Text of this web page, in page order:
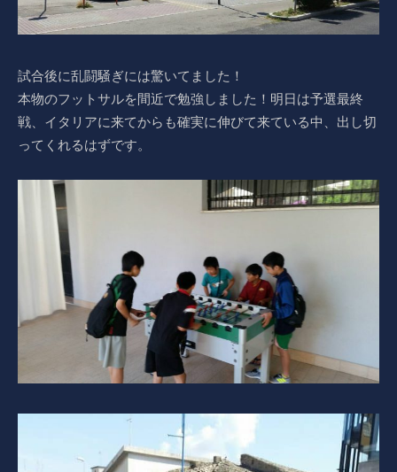
試合後に乱闘騒ぎには驚いてました！
本物のフットサルを間近で勉強しました！明日は予選最終
戦、イタリアに来てからも確実に伸びて来ている中、出し切
ってくれるはずです。